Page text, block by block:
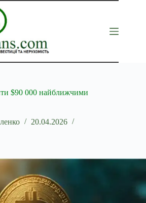
$90 000 найближчими
20.04.2026